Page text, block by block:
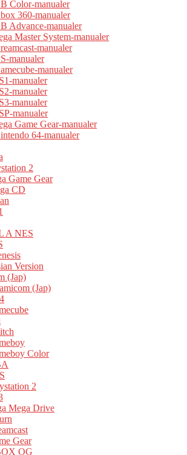
Color-manualer
360-manualer
Advance-manualer
Master System-manualer
manualer
manualer
manualer
manualer
manualer
manualer
manualer
Game Gear-manualer
64-manualer
2
Game Gear
CD
A NES
Version
(Jap)
(Jap)
Color
2
Mega Drive
Gear
OG